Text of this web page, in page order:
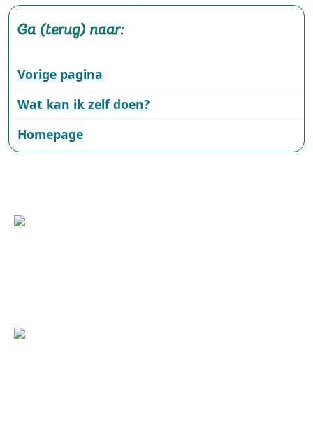
Ga (terug) naar:
Vorige pagina
Wat kan ik zelf doen?
Homepage